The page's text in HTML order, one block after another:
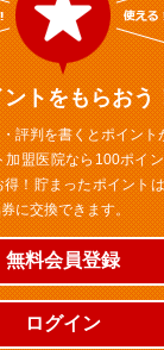
トをもらおう
評判を書くとポイント
加盟医院なら100ポイ
！貯まったポイント
に交換できます。
無料会員登録
ログイン